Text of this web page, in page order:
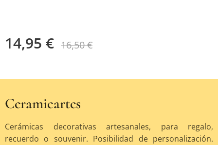
14,95 € 16,50€
Ceramicartes
Cerámicas decorativas artesanales, para regalo,
recuerdo o souvenir. Posibilidad de personalización.